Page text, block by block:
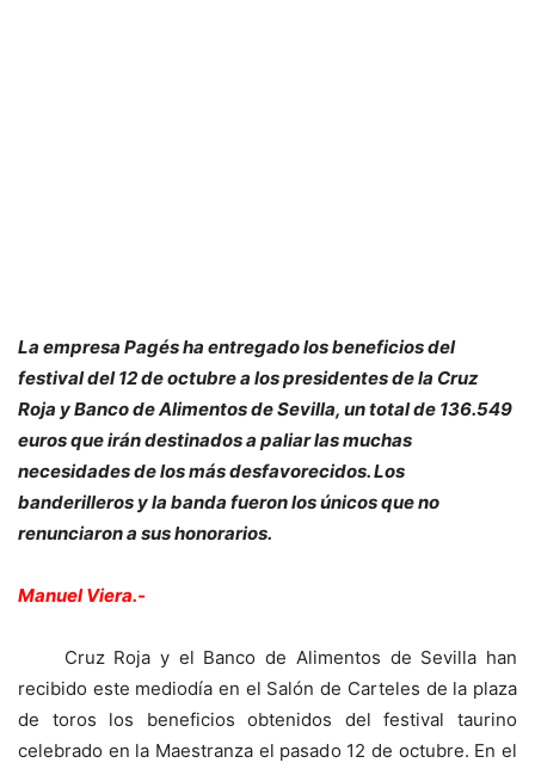
La empresa Pagés ha entregado los beneficios del
festival del 12 de octubre a los presidentes de la Cruz
Roja y Banco de Alimentos de Sevilla, un total de 136.549
euros que irán destinados a paliar las muchas
necesidades de los más desfavorecidos. Los
banderilleros y la banda fueron los únicos que no
renunciaron a sus honorarios.
Manuel Viera.-
Cruz Roja y el Banco de Alimentos de Sevilla han
recibido este mediodía en el Salón de Carteles de la plaza
de toros los beneficios obtenidos del festival taurino
celebrado en la Maestranza el pasado 12 de octubre. En el